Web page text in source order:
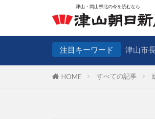
注目キーワード 津山市
HOME すべての記事